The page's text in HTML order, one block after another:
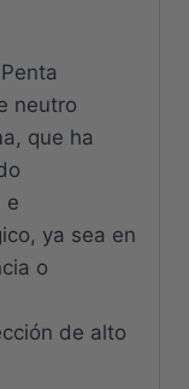
neutro
que ha
e
ya sea en
o
de alto